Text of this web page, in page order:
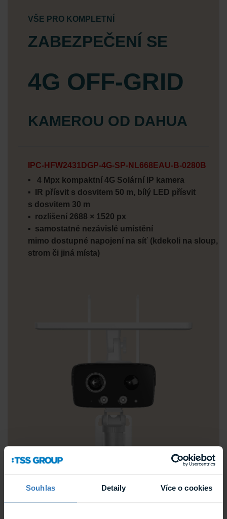
Souhlas Detaily Více o cookies